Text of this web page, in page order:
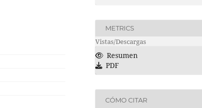
METRICS
Vistas/Descargas
Resumen
PDF
CÓMO CITAR